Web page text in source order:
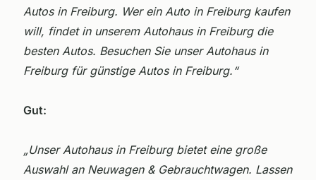
Autos in Freiburg. Wer ein Auto in Freiburg kaufen
will, findet in unserem Autohaus in Freiburg die
besten Autos. Besuchen Sie unser Autohaus in
Freiburg für günstige Autos in Freiburg.“
Gut:
„Unser Autohaus in Freiburg bietet eine große
Auswahl an Neuwagen & Gebrauchtwagen. Lassen